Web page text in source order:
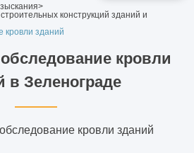
>
конструкций зданий и
кровли зданий
кровли
в Зеленограде